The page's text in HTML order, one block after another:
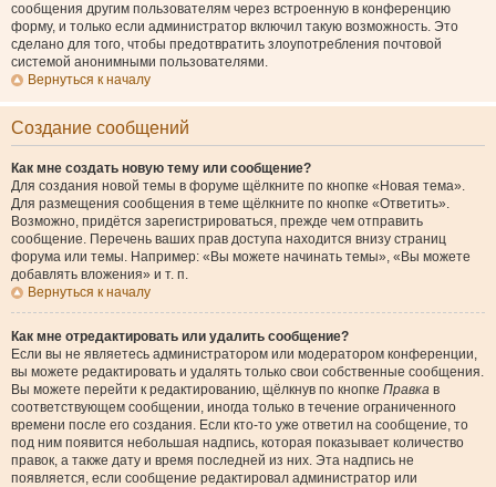
сообщения другим пользователям через встроенную в конференцию
форму, и только если администратор включил такую возможность. Это
сделано для того, чтобы предотвратить злоупотребления почтовой
системой анонимными пользователями.
Вернуться к началу
Создание сообщений
Как мне создать новую тему или сообщение?
Для создания новой темы в форуме щёлкните по кнопке «Новая тема».
Для размещения сообщения в теме щёлкните по кнопке «Ответить».
Возможно, придётся зарегистрироваться, прежде чем отправить
сообщение. Перечень ваших прав доступа находится внизу страниц
форума или темы. Например: «Вы можете начинать темы», «Вы можете
добавлять вложения» и т. п.
Вернуться к началу
Как мне отредактировать или удалить сообщение?
Если вы не являетесь администратором или модератором конференции,
вы можете редактировать и удалять только свои собственные сообщения.
Вы можете перейти к редактированию, щёлкнув по кнопке Правка в
соответствующем сообщении, иногда только в течение ограниченного
времени после его создания. Если кто-то уже ответил на сообщение, то
под ним появится небольшая надпись, которая показывает количество
правок, а также дату и время последней из них. Эта надпись не
появляется, если сообщение редактировал администратор или